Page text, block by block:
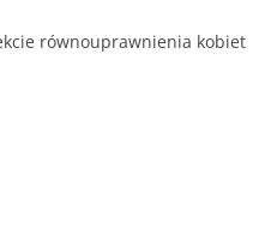
równouprawnienia kobiet